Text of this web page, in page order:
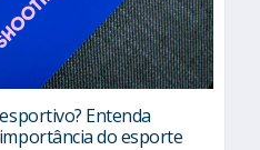
Entenda
do esporte